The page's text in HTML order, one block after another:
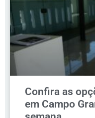
Confira as
em Campo